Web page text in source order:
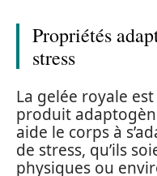
Propriétés
stress
La gelée royale
produit
aide le corps à
de stress, qu’ils
physiques ou